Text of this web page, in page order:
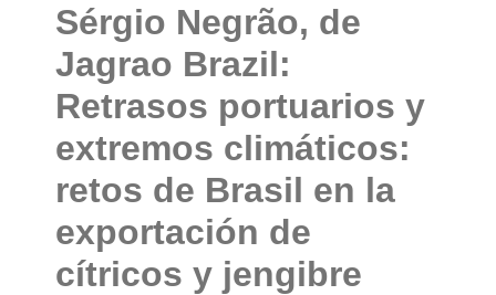
Sérgio Negrão, de
Jagrao Brazil:
Retrasos portuarios y
extremos climáticos:
retos de Brasil en la
exportación de
cítricos y jengibre